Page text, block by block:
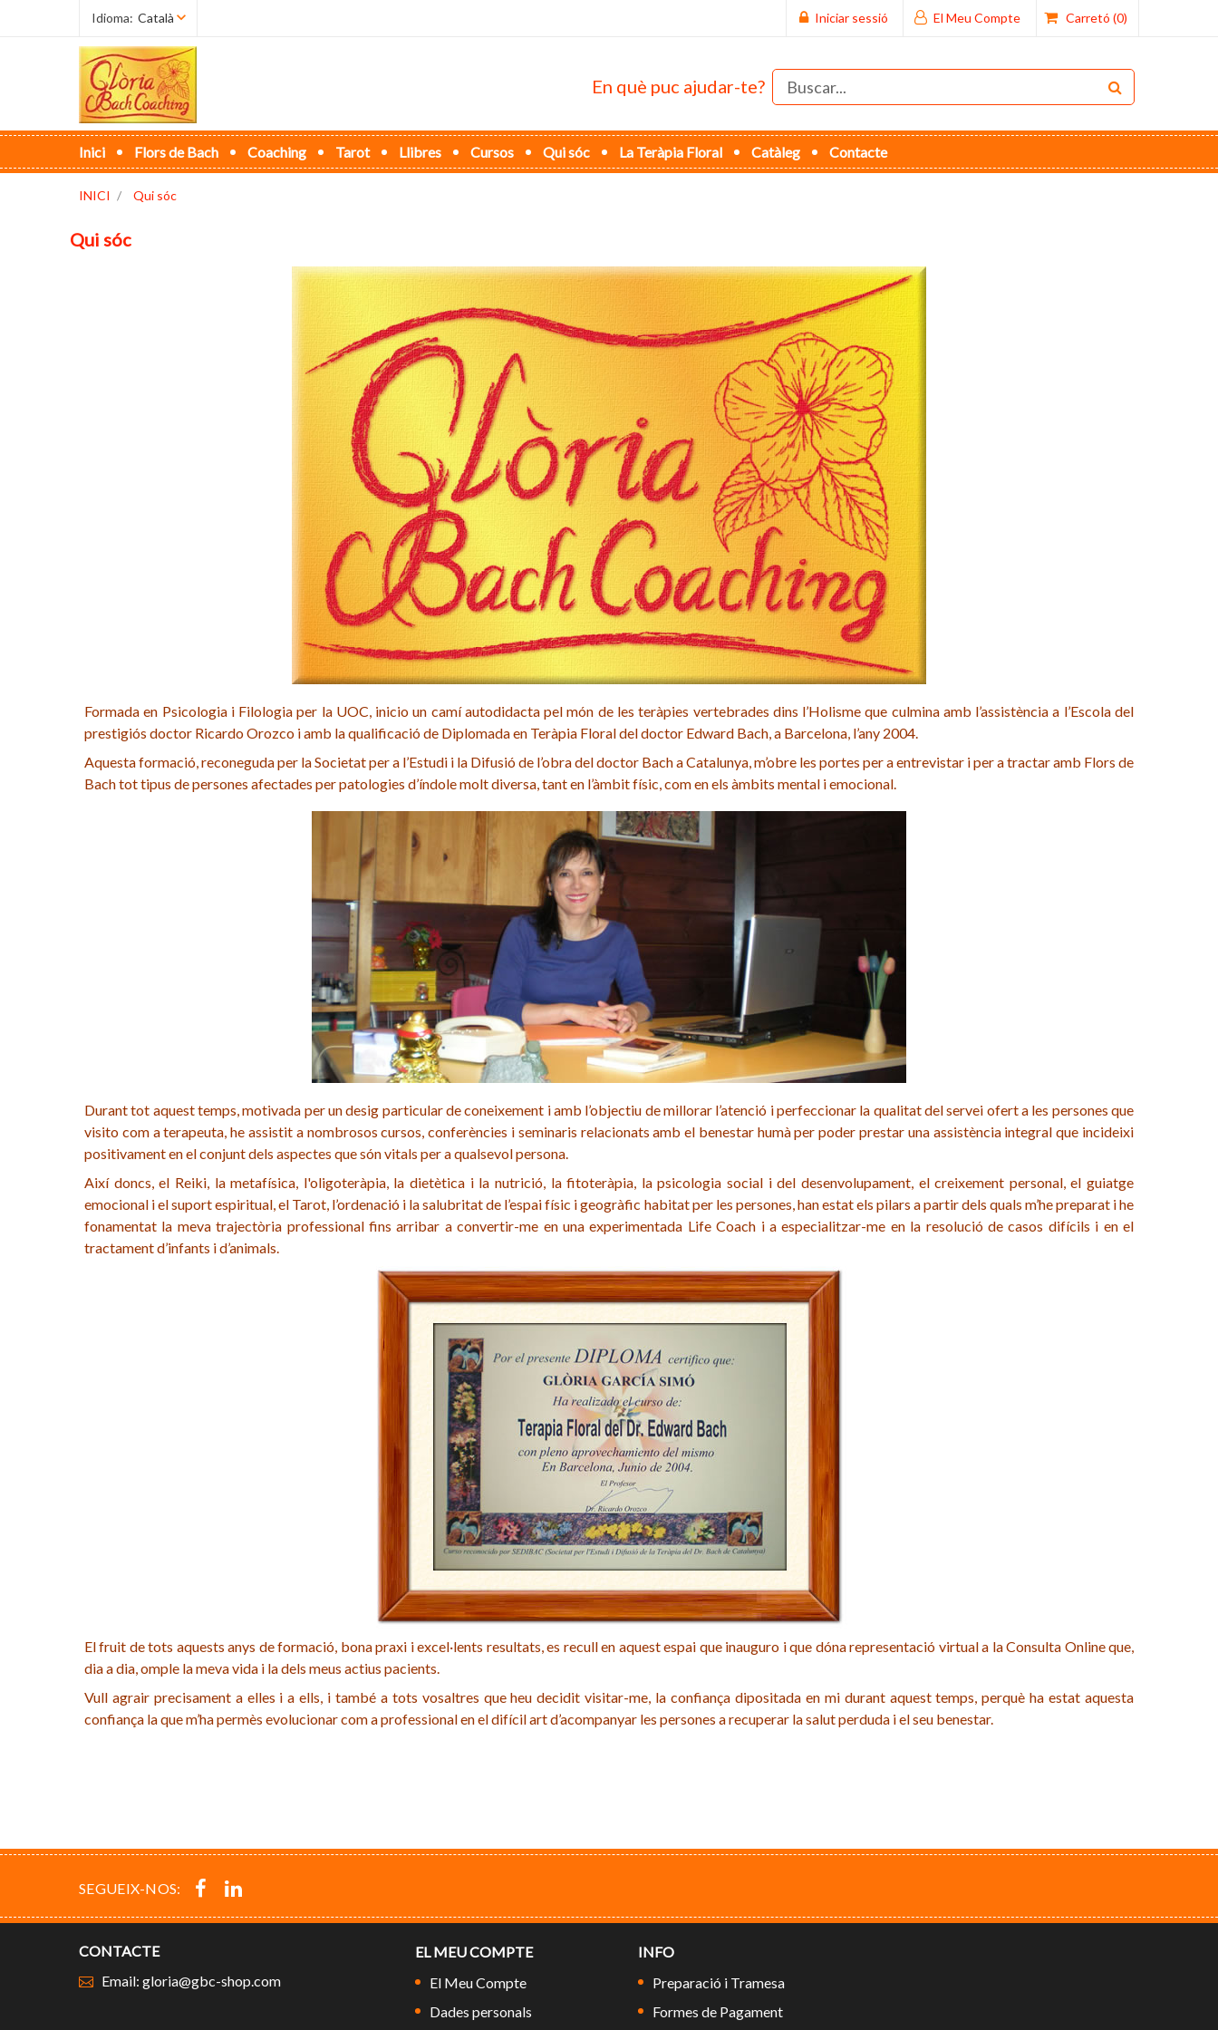
Idioma: Català El Meu Compte
Iniciar sessió Carretó (0)
En què puc ajudar-te?
Inici Flors de Bach Coaching Tarot Llibres Cursos Qui sóc La Teràpia Floral Catàleg Contacte
INICI Qui sóc
Qui sóc
Formada en Psicologia i Filologia per la UOC, inicio un camí autodidacta pel món de les teràpies vertebrades dins l’Holisme que culmina amb l’assistència a l’Escola del
prestigiós doctor Ricardo Orozco i amb la qualificació de Diplomada en Teràpia Floral del doctor Edward Bach, a Barcelona, l’any 2004.
Aquesta formació, reconeguda per la Societat per a l’Estudi i la Difusió de l’obra del doctor Bach a Catalunya, m’obre les portes per a entrevistar i per a tractar amb Flors de
Bach tot tipus de persones afectades per patologies d’índole molt diversa, tant en l’àmbit físic, com en els àmbits mental i emocional.
Durant tot aquest temps, motivada per un desig particular de coneixement i amb l’objectiu de millorar l’atenció i perfeccionar la qualitat del servei ofert a les persones que
visito com a terapeuta, he assistit a nombrosos cursos, conferències i seminaris relacionats amb el benestar humà per poder prestar una assistència integral que incideixi
positivament en el conjunt dels aspectes que són vitals per a qualsevol persona.
Així doncs, el Reiki, la metafísica, l'oligoteràpia, la dietètica i la nutrició, la fitoteràpia, la psicologia social i del desenvolupament, el creixement personal, el guiatge
emocional i el suport espiritual, el Tarot, l’ordenació i la salubritat de l’espai físic i geogràfic habitat per les persones, han estat els pilars a partir dels quals m’he preparat i he
fonamentat la meva trajectòria professional fins arribar a convertir-me en una experimentada Life Coach i a especialitzar-me en la resolució de casos difícils i en el
tractament d’infants i d’animals.
El fruit de tots aquests anys de formació, bona praxi i excel·lents resultats, es recull en aquest espai que inauguro i que dóna representació virtual a la Consulta Online que,
dia a dia, omple la meva vida i la dels meus actius pacients.
Vull agrair precisament a elles i a ells, i també a tots vosaltres que heu decidit visitar-me, la confiança dipositada en mi durant aquest temps, perquè ha estat aquesta
confiança la que m’ha permès evolucionar com a professional en el difícil art d’acompanyar les persones a recuperar la salut perduda i el seu benestar.
SEGUEIX-NOS:
CONTACTE
Email: gloria@gbc-shop.com
EL MEU COMPTE
El Meu Compte
Dades personals
INFO
Preparació i Tramesa
Formes de Pagament